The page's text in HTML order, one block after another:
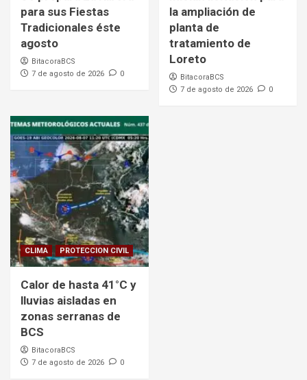
para sus Fiestas
Tradicionales éste
agosto
BitacoraBCS
7 de agosto de 2026
0
la ampliación de
planta de
tratamiento de
Loreto
BitacoraBCS
7 de agosto de 2026
0
CLIMA PROTECCION CIVIL
Calor de hasta 41°C y
lluvias aisladas en
zonas serranas de
BCS
BitacoraBCS
7 de agosto de 2026
0